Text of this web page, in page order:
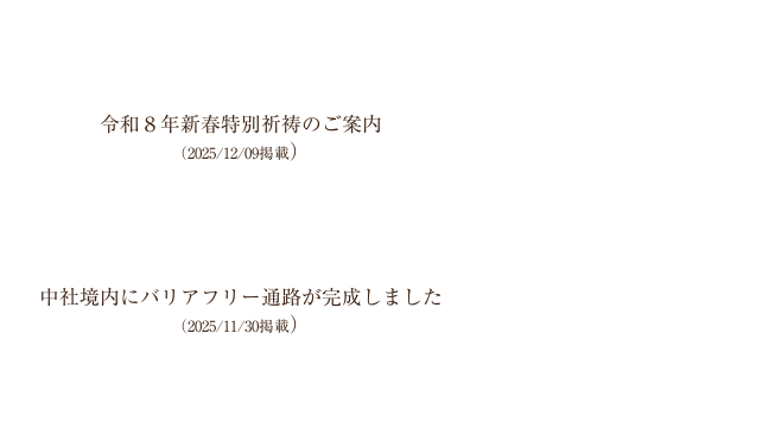
令和８年新春特別祈祷のご案内
（2025/12/09掲載）
中社境内にバリアフリー通路が完成しました
（2025/11/30掲載）